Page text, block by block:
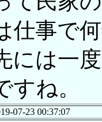
仕事で
には一
すね。
07-23 00:37:07